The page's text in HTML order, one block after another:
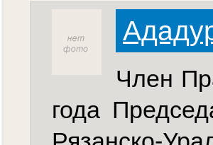
Член
года